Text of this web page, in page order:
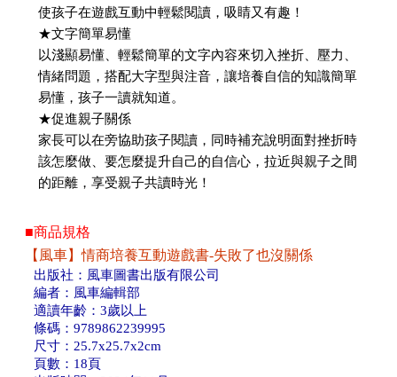
使孩子在遊戲互動中輕鬆閱讀，吸睛又有趣！
★文字簡單易懂
以淺顯易懂、輕鬆簡單的文字內容來切入挫折、壓力、
情緒問題，搭配大字型與注音，讓培養自信的知識簡單
易懂，孩子一讀就知道。
★促進親子關係
家長可以在旁協助孩子閱讀，同時補充說明面對挫折時
該怎麼做、要怎麼提升自己的自信心，拉近與親子之間
的距離，享受親子共讀時光！
■商品規格
【風車】情商培養互動遊戲書-失敗了也沒關係
出版社：風車圖書出版有限公司
編者：風車編輯部
適讀年齡：3歲以上
條碼：9789862239995
尺寸：25.7x25.7x2cm
頁數：18頁